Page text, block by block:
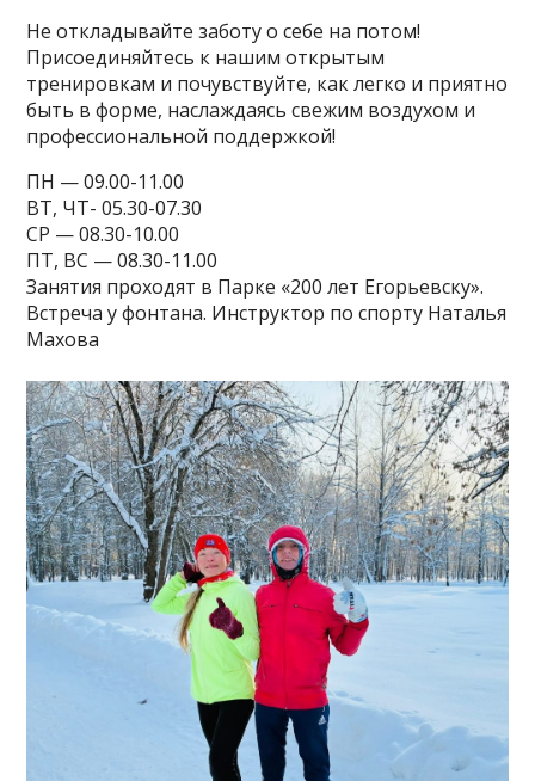
Не откладывайте заботу о себе на потом!
Присоединяйтесь к нашим открытым
тренировкам и почувствуйте, как легко и приятно
быть в форме, наслаждаясь свежим воздухом и
профессиональной поддержкой!
ПН — 09.00-11.00
ВТ, ЧТ- 05.30-07.30
СР — 08.30-10.00
ПТ, ВС — 08.30-11.00
Занятия проходят в Парке «200 лет Егорьевску».
Встреча у фонтана. Инструктор по спорту Наталья
Махова